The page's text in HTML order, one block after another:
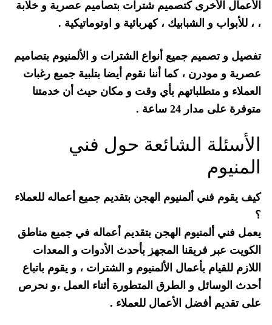
الأعمال الأخرى كتصميم شترات بتصاميم عصرية و خلابة
، ، للأبواب و الشبابيك ، كهربائية و اوتوماتيكية .
تفصيل و تصميم جميع أنواع الشترات و الألمنيوم بتصاميم
عصرية و مودرن ، كما أننا نقوم أيضا بتلبية جميع رغبات
العملاء و متطلباتهم بأي وقت و مكان حيث أن خدمتنا
متوفرة على مدار 24 ساعة .
الأسئلة الشائعة حول فني
المنيوم
كيف يقوم فني ألمنيوم الهجن بتقديم جميع أعماله للعملاء
؟
يعمل فني ألمنيوم الهجن بتقديم أعماله في جميع مناطق
الكويت عبر فريقنا المجهز بأحدث الأدوات و المعدات
اللازم للقيام بأعمال الألمنيوم و الشترات ، و يقوم باتباع
أحدث الوسائل و الطرق المتطورة أثناء العمل ،و نحرص
على تقديم أفضل الأعمال للعملاء .